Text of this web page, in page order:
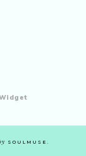
SOULMUSE .